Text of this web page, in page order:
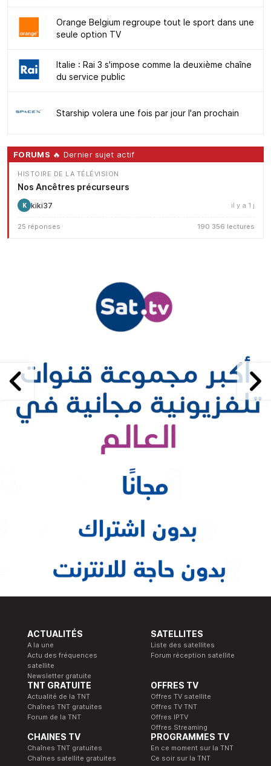
Orange Belgium regroupe tout le sport dans une
seule option TV
Italie : Rai 3 s'impose comme la deuxième chaîne
du service public
Starship volera une fois par jour l'an prochain
FORUMS 🔥 Dernier sujet actif
HISTOIRE DE LA TÉLÉVISION
Nos Ancêtres précurseurs
K kiki37 il y a 1 j
25 réponses 190 356 lectures
ACTUALITÉS
A la une
Actu des fréquences
satellite
Newsletter gratuite
SATELLITES
Liste des satellites
Forum réception satellite
TNT GRATUITE
Actualité de la TNT
Chaînes TNT gratuites
Forum de la TNT
OFFRES TV
Offres TV satellite
Offres TV TNT
Offres IPTV
Offres Streaming
CHAINES TV
Chaînes TNT gratuites
Chaînes satellite gratuites
PROGRAMMES TV
En ce moment sur la TNT
Ce soir sur la TNT